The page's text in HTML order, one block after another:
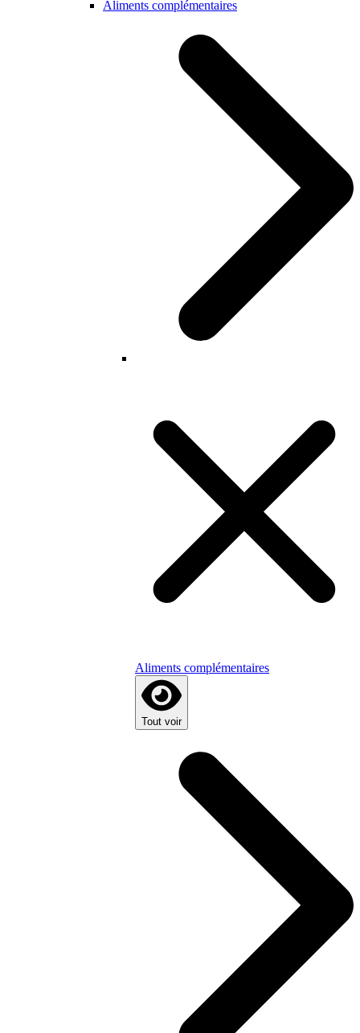
Aliments complémentaires
Aliments complémentaires
Tout voir